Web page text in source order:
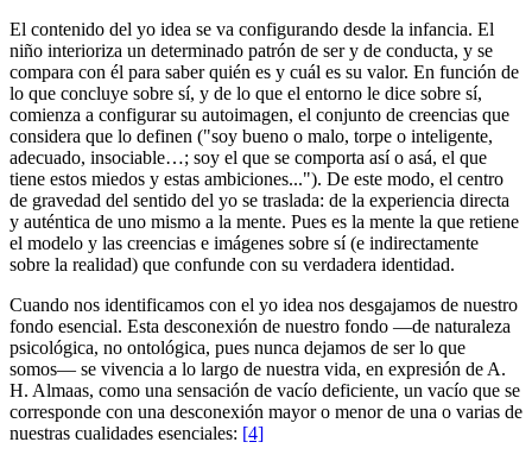
El contenido del yo idea se va configurando desde la infancia. El
niño interioriza un determinado patrón de ser y de conducta, y se
compara con él para saber quién es y cuál es su valor. En función de
lo que concluye sobre sí, y de lo que el entorno le dice sobre sí,
comienza a configurar su autoimagen, el conjunto de creencias que
considera que lo definen ("soy bueno o malo, torpe o inteligente,
adecuado, insociable…; soy el que se comporta así o asá, el que
tiene estos miedos y estas ambiciones..."). De este modo, el centro
de gravedad del sentido del yo se traslada: de la experiencia directa
y auténtica de uno mismo a la mente. Pues es la mente la que retiene
el modelo y las creencias e imágenes sobre sí (e indirectamente
sobre la realidad) que confunde con su verdadera identidad.
Cuando nos identificamos con el yo idea nos desgajamos de nuestro
fondo esencial. Esta desconexión de nuestro fondo ―de naturaleza
psicológica, no ontológica, pues nunca dejamos de ser lo que
somos― se vivencia a lo largo de nuestra vida, en expresión de A.
H. Almaas, como una sensación de vacío deficiente, un vacío que se
corresponde con una desconexión mayor o menor de una o varias de
nuestras cualidades esenciales: [4]